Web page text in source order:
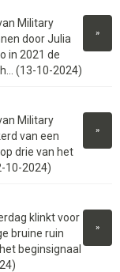
»
Military
door Julia
in 2021 de
(13-10-2024)
»
Military
van een
drie van het
10-2024)
»
klinkt voor
bruine ruin
beginsignaal